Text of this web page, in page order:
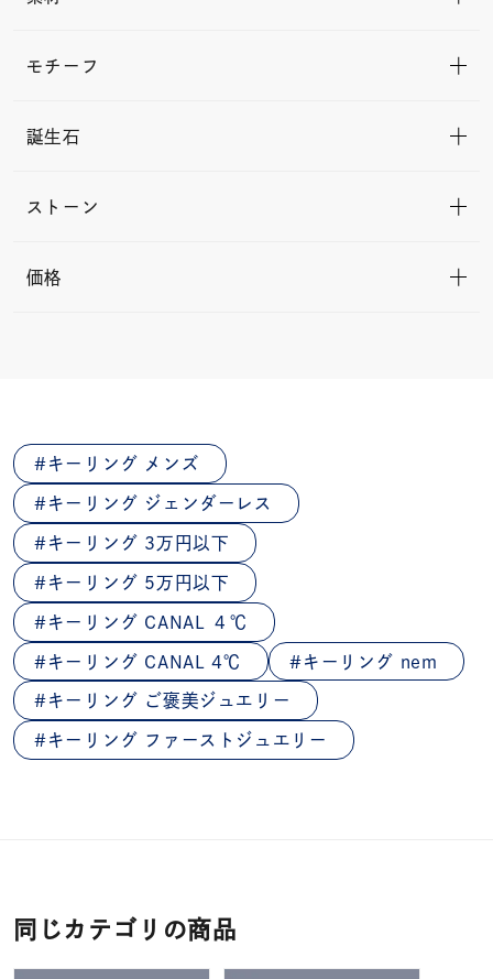
モチーフ
誕生石
ストーン
価格
キーリング メンズ
キーリング ジェンダーレス
キーリング 3万円以下
キーリング 5万円以下
キーリング CANAL ４℃
キーリング CANAL 4℃ キーリング nem
キーリング ご褒美ジュエリー
キーリング ファーストジュエリー
同じカテゴリの商品